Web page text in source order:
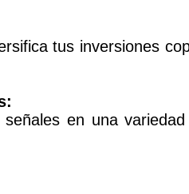
tus inversiones
en una